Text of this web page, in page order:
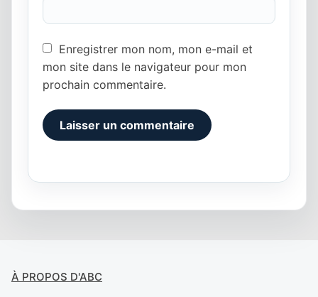
Enregistrer mon nom, mon e-mail et
mon site dans le navigateur pour mon
prochain commentaire.
À PROPOS D'ABC